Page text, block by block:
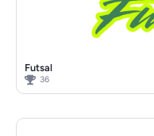
Futsal
36